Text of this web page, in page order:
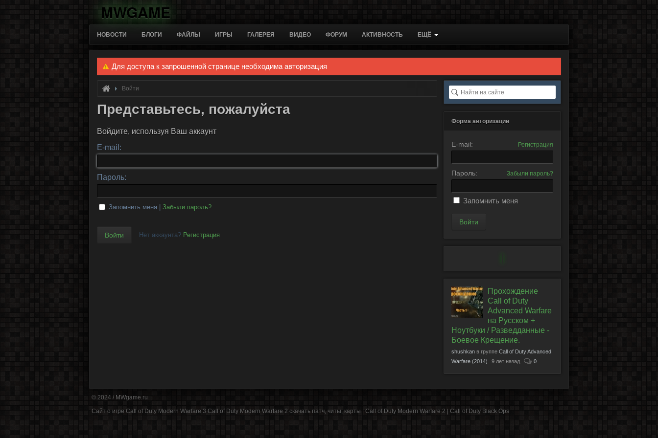
MWGAME
НОВОСТИ БЛОГИ ФАЙЛЫ ИГРЫ ГАЛЕРЕЯ ВИДЕО ФОРУМ АКТИВНОСТЬ ЕЩЁ
Для доступа к запрошенной странице необходима авторизация
Войти
Представьтесь, пожалуйста
Войдите, используя Ваш аккаунт
E-mail:
Пароль:
Запомнить меня | Забыли пароль?
Нет аккаунта? Регистрация
Форма авторизации
E-mail: Регистрация
Пароль: Забыли пароль?
Запомнить меня
Прохождение
Call of Duty
Advanced Warfare
на Русском +
Ноутбуки / Разведданные -
Боевое Крещение.
shushkan в группе Call of Duty Advanced
Warfare (2014)
9 лет назад 0
© 2024 / MWgame.ru
Cайт о игре Call of Duty Modern Warfare 3 Call of Duty Modern Warfare 2 cкачать патч, читы, карты | Call of Duty Modern Warfare 2 | Call of Duty Black Ops